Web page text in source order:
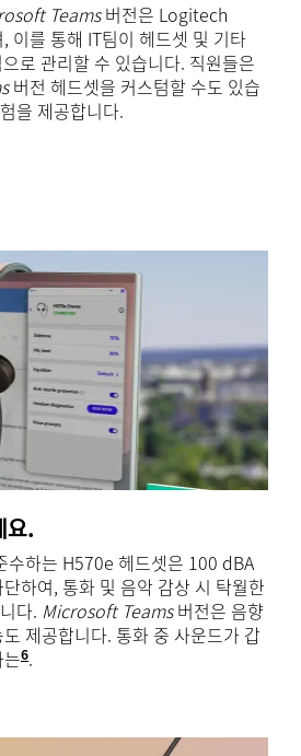
Teams버전은 Logitech
이를 통해 IT팀이 헤드셋 및 기타
로 관리할 수 있습니다. 직원들은
버전 헤드셋을 커스텀할 수도 있습
및 macOS에서 사용할 수 있
을 제공합니다.
요.
수하는 H570e 헤드셋은 100 dBA
하여, 통화 및 음악 감상 시 탁월한
다. Microsoft Teams버전은 음향
제공합니다. 통화 중 사운드가 갑
6Windows 및 macOS용 Logi Tune
.